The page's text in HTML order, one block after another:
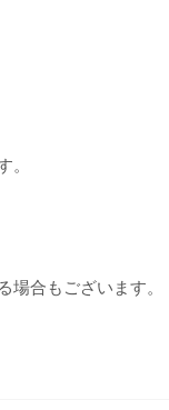
合もございます。